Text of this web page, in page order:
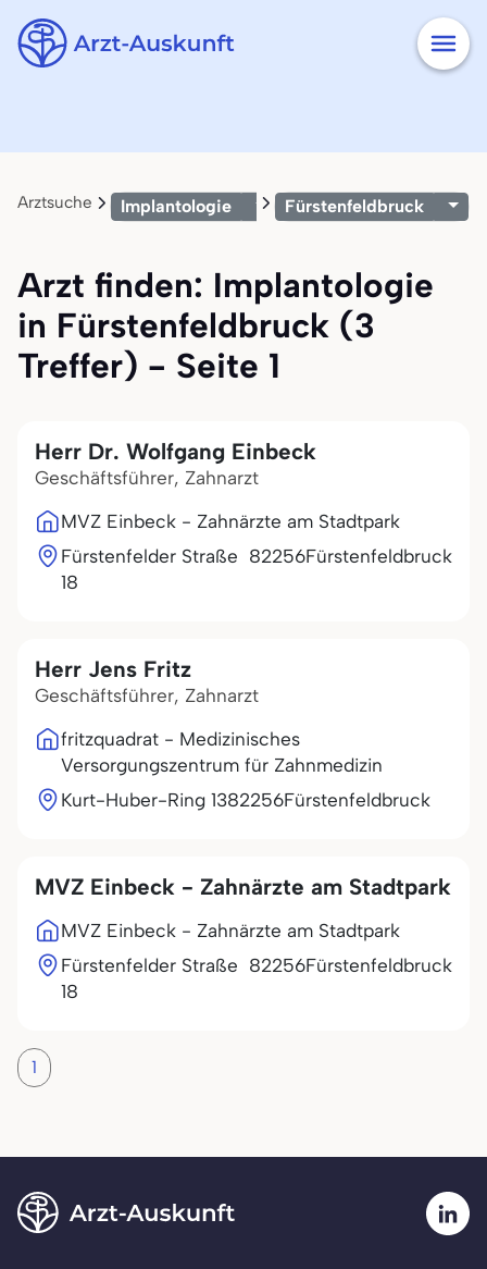
Arztsuche Implantologie Fürstenfeldbruck
Arzt finden: Implantologie
in Fürstenfeldbruck (3
Treffer) - Seite 1
Herr Dr. Wolfgang Einbeck
Geschäftsführer, Zahnarzt
MVZ Einbeck - Zahnärzte am Stadtpark
Fürstenfelder Straße
18
82256Fürstenfeldbruck
Herr Jens Fritz
Geschäftsführer, Zahnarzt
fritzquadrat - Medizinisches
Versorgungszentrum für Zahnmedizin
Kurt-Huber-Ring 1382256Fürstenfeldbruck
MVZ Einbeck - Zahnärzte am Stadtpark
MVZ Einbeck - Zahnärzte am Stadtpark
Fürstenfelder Straße
18
82256Fürstenfeldbruck
1